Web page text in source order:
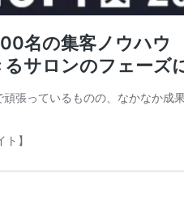
名の集客ノウハ
サロンのフェーズ
頑張っているものの、なかなか
】